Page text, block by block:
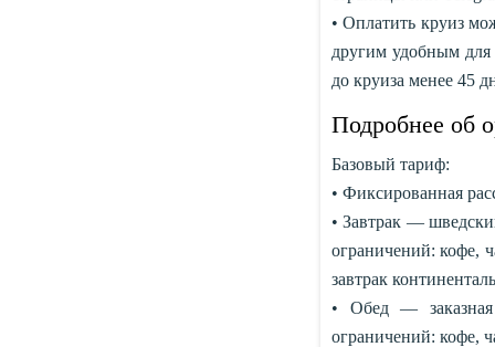
• Оплатить круиз
другим удобным
до круиза менее 45
Подробнее об
Базовый тариф:
• Фиксированная
• Завтрак —
ограничений: кофе,
завтрак
• Обед —
ограничений: кофе,